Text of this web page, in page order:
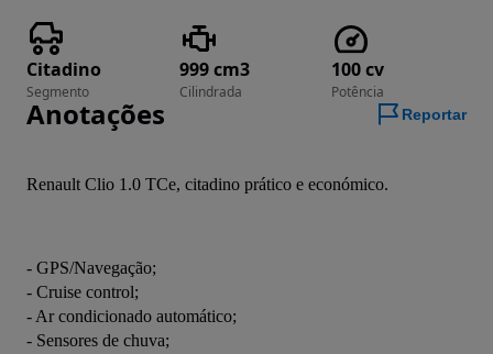
Citadino
Segmento
999 cm3
Cilindrada
100 cv
Potência
Anotações Reportar
Renault Clio 1.0 TCe, citadino prático e económico.
- GPS/Navegação;
- Cruise control;
- Ar condicionado automático;
- Sensores de chuva;